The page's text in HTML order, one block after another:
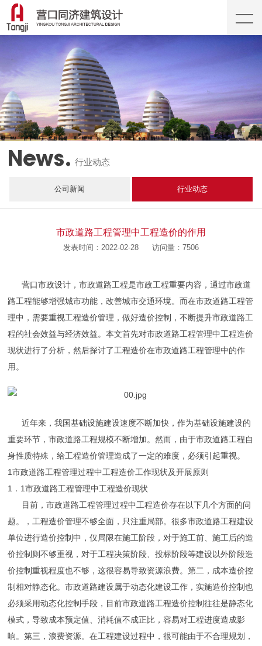
News. 行业动态
公司新闻 行业动态
市政道路工程管理中工程造价的作用
发表时间：2022-02-28 访问量：7506
营口市政设计 ，市政道路工程是市政工程重要内容，通过市政道
路工程能够增强城市功能，改善城市交通环境。而在市政道路工程管
理中，需要重视工程造价管理，做好造价控制，不断提升市政道路工
程的社会效益与经济效益。本文首先对市政道路工程管理中工程造价
现状进行了分析，然后探讨了工程造价在市政道路工程管理中的作
用。
近年来，我国基础设施建设速度不断加快，作为基础设施建设的
重要环节，市政道路工程规模不断增加。然而，由于市政道路工程自
身性质特殊，给工程造价管理造成了一定的难度，必须引起重视。
1市政道路工程管理过程中工程造价工作现状及开展原则
1．1市政道路工程管理中工程造价现状
目前，市政道路工程管理过程中工程造价存在以下几个方面的问
题。，工程造价管理不够全面，只注重局部。很多市政道路工程建设
单位进行造价控制中，仅局限在施工阶段，对于施工前、施工后的造
价控制则不够重视，对于工程决策阶段、投标阶段等建设以外阶段造
价控制重视程度也不够，这很容易导致资源浪费。第二，成本造价控
制相对静态化。市政道路建设属于动态化建设工作，实施造价控制也
必须采用动态化控制手段，目前市政道路工程造价控制往往是静态化
模式，导致成本预定值、消耗值不成正比，容易对工程进度造成影
响。第三，浪费资源。在工程建设过程中，很可能由于不合理规划，